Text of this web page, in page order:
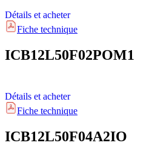
Détails et acheter
Fiche technique
ICB12L50F02POM1
Détails et acheter
Fiche technique
ICB12L50F04A2IO